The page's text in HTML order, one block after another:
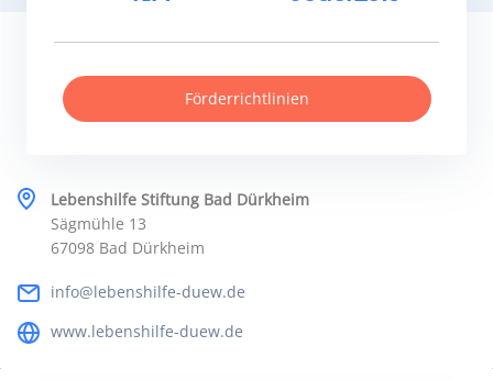
Lebenshilfe Stiftung Bad Dürkheim
Sägmühle 13
67098 Bad Dürkheim
info@lebenshilfe-duew.de
www.lebenshilfe-duew.de
Förderrichtlinien